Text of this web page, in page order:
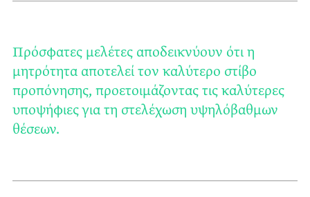
Πρόσφατες μελέτες αποδεικνύουν ότι η
μητρότητα αποτελεί τον καλύτερο στίβο
προπόνησης, προετοιμάζοντας τις καλύτερες
υποψήφιες για τη στελέχωση υψηλόβαθμων
θέσεων.